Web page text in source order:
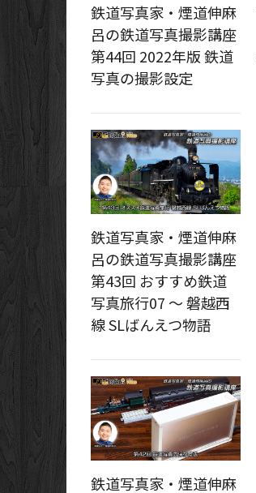
鉄道写真家・煙道伸麻
呂の鉄道写真撮影講座
第44回 2022年版 鉄道
写真の撮影設定
鉄道写真家・煙道伸麻
呂の鉄道写真撮影講座
第43回 おすすめ鉄道
写真旅行07 ～ 磐越西
線 SLばんえつ物語
鉄道写真家・煙道伸麻